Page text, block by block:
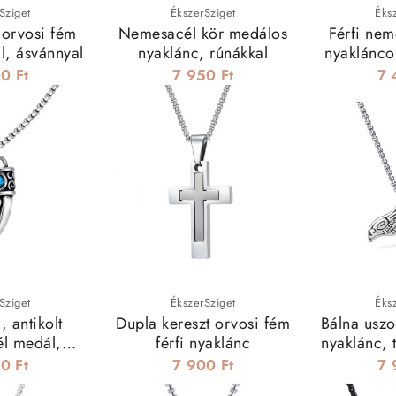
fém
ásvánnyal
Ft
ÉkszerSziget
Nemesacél kör medálos
nyaklánc, rúnákkal
7 950 Ft
Férfi
7
antikolt
medál,
Ft
ÉkszerSziget
Dupla kereszt orvosi fém
férfi nyaklánc
7 900 Ft
Bálna
nyaklánc,
7